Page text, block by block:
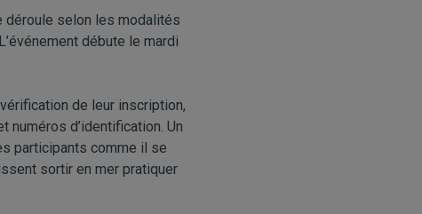
déroule selon les modalités
débute le mardi
de leur inscription,
numéros d’identification. Un
participants comme il se
sortir en mer pratiquer